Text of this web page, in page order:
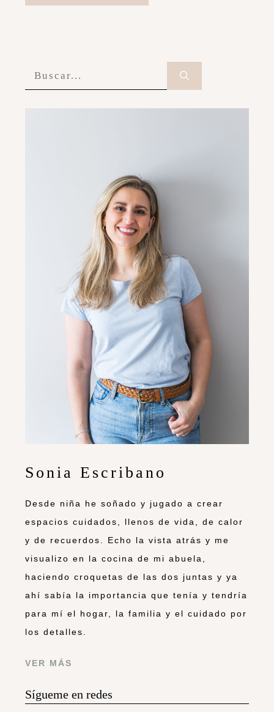
Sonia Escribano
Desde niña he soñado y jugado a crear
espacios cuidados, llenos de vida, de calor
y de recuerdos. Echo la vista atrás y me
visualizo en la cocina de mi abuela,
haciendo croquetas de las dos juntas y ya
ahí sabía la importancia que tenía y tendría
para mí el hogar, la familia y el cuidado por
los detalles.
VER MÁS
Sígueme en redes